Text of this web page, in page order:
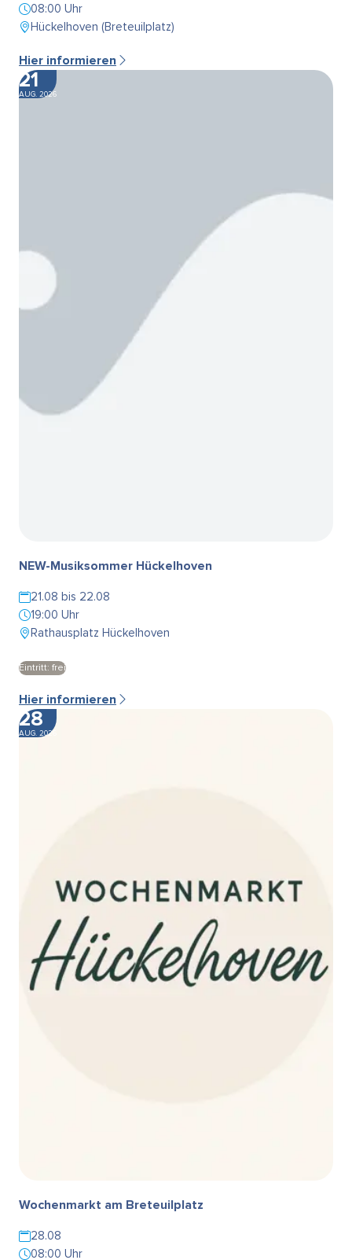
08:00 Uhr
Hückelhoven (Breteuilplatz)
Hier informieren
21
AUG. 2026
NEW-Musiksommer Hückelhoven
21.08 bis 22.08
19:00 Uhr
Rathausplatz Hückelhoven
Eintritt: frei
Hier informieren
28
AUG. 2026
Wochenmarkt am Breteuilplatz
28.08
08:00 Uhr